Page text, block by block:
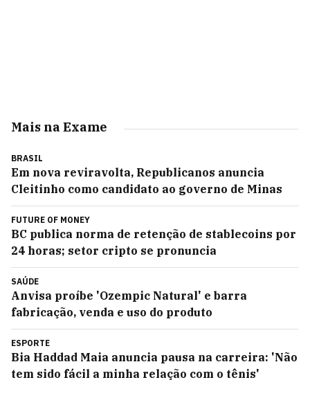
Mais na Exame
BRASIL
Em nova reviravolta, Republicanos anuncia
Cleitinho como candidato ao governo de Minas
FUTURE OF MONEY
BC publica norma de retenção de stablecoins por
24 horas; setor cripto se pronuncia
SAÚDE
Anvisa proíbe 'Ozempic Natural' e barra
fabricação, venda e uso do produto
ESPORTE
Bia Haddad Maia anuncia pausa na carreira: 'Não
tem sido fácil a minha relação com o tênis'